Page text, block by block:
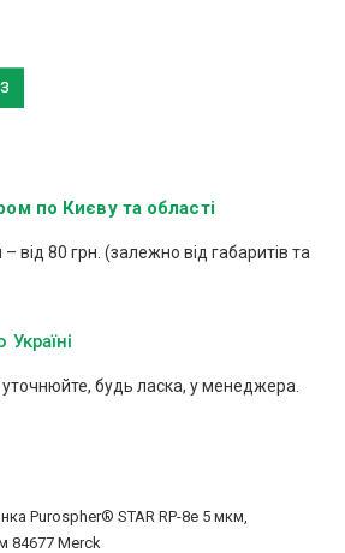
по Києву та області
– від 80 грн. (залежно від габаритів та
будь ласка, у менеджера.
Purospher® STAR RP-8e 5 мкм,
84677 Merck